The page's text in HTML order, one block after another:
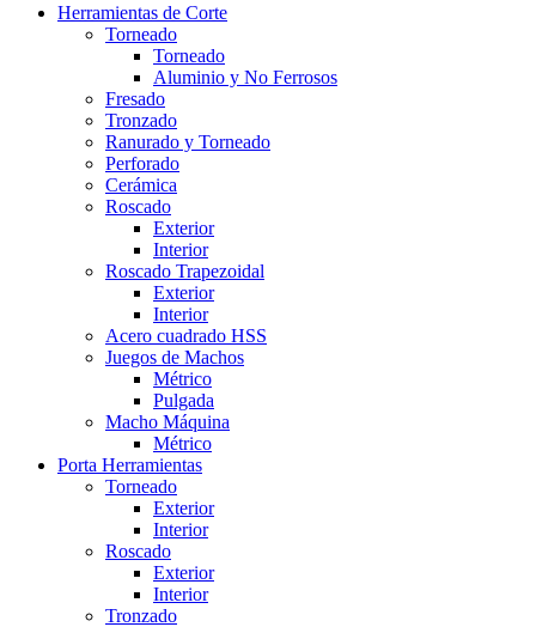
Herramientas de Corte
Torneado
Torneado
Aluminio y No Ferrosos
Fresado
Tronzado
Ranurado y Torneado
Perforado
Cerámica
Roscado
Exterior
Interior
Roscado Trapezoidal
Exterior
Interior
Acero cuadrado HSS
Juegos de Machos
Métrico
Pulgada
Macho Máquina
Métrico
Porta Herramientas
Torneado
Exterior
Interior
Roscado
Exterior
Interior
Tronzado